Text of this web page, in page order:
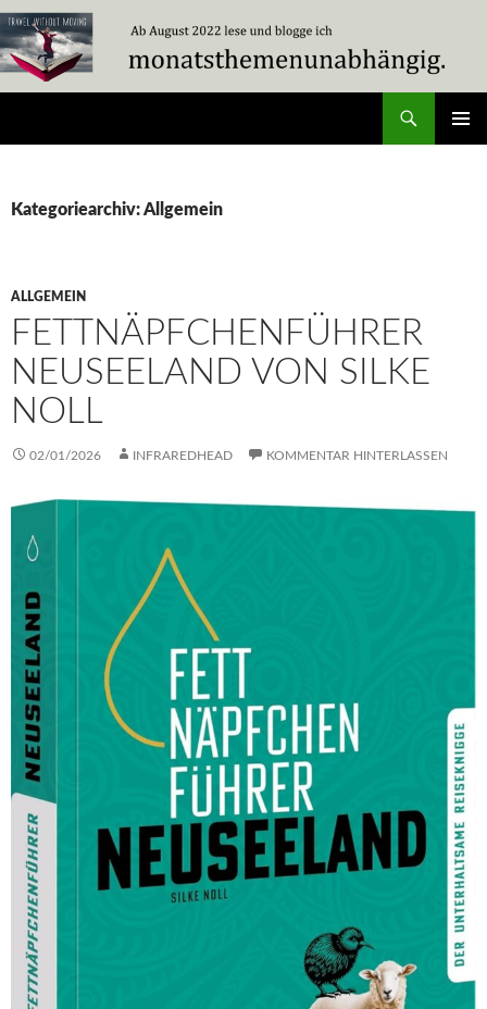
Zum
Inhalt
springen
Kategoriearchiv: Allgemein
ALLGEMEIN
FETTNÄPFCHENFÜHRER
NEUSEELAND VON SILKE
NOLL
02/01/2026 INFRAREDHEAD KOMMENTAR HINTERLASSEN